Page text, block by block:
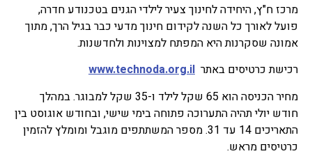
מרכז ח"ץ, היחידה לחינוך צעיר לילדי הגנים בטכנודע חדרה,
פועל לאורך כל השנה לקידום חינוך מדעי כבר בגיל הרך, מתוך
אמונה שסקרנות היא המפתח למצוינות ולחדשנות.
רכישת כרטיסים באתר www.technoda.org.il
מחיר הכניסה הוא 65 שקל לילד ו-35 שקל למבוגר. במהלך
חודש יולי תהיה התערוכה פתוחה בימי שישי, ובחודש אוגוסט בין
התאריכים 14 עד 31. מספר המשתתפים מוגבל ומומלץ להזמין
כרטיסים מראש.